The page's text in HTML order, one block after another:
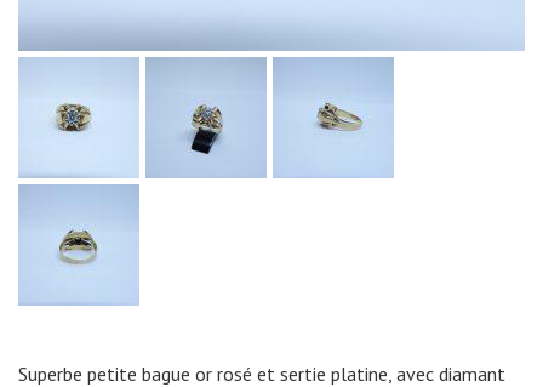
Superbe petite bague or rosé et sertie platine, avec diamant